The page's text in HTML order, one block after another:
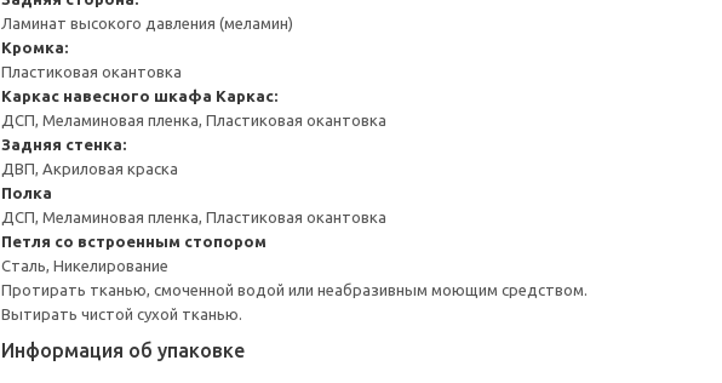
Ламинат высокого давления (меламин)
Кромка:
Пластиковая окантовка
Каркас навесного шкафа Каркас:
ДСП, Меламиновая пленка, Пластиковая окантовка
Задняя стенка:
ДВП, Акриловая краска
Полка
ДСП, Меламиновая пленка, Пластиковая окантовка
Петля со встроенным стопором
Сталь, Никелирование
Протирать тканью, смоченной водой или неабразивным моющим средством.
Вытирать чистой сухой тканью.
Информация об упаковке